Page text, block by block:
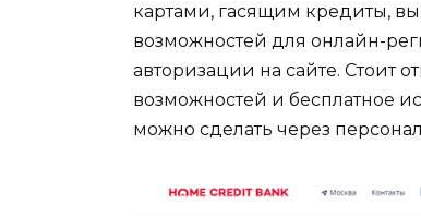
картами, гасящим кредиты,
возможностей для онлайн-
авторизации на сайте. Стоит
возможностей и бесплатное
можно сделать через